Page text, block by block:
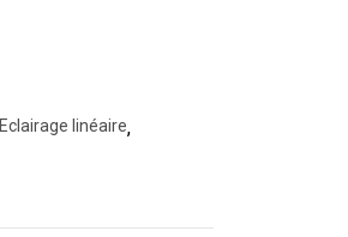
Eclairage linéaire,